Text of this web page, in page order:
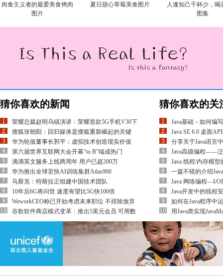
肉食主义者的最爱美食烤肉
图片
夏日甜心草莓美食图片
人逢知己千杯少，喝
图集
猜你喜欢的新闻
荣耀总裁赵明乌镇演讲：荣耀首款5G手机V30下
搜狐张朝阳：回归媒体是搜狐重新崛起的关键
华为轮值董事长郭平：虚拟技术创造现实价值
第六届世界互联网大会开幕“to B”端成热门
滴滴英文服务上线两周年 用户已超200万
华为推出全球至快AI训练集群Atlas900
马斯克：特斯拉正组建中国技术团队
10年后6G将问世 速度有望比5G快100倍
WeworkCEO称已开始考虑未来职位 不排除放弃
谷歌软件商店模式变革：推出5美元会员 可用数
猜你喜欢的关
Java基础－如何编
Java SE 6.0 桌面
分享关于Java语言
Java高级编程——
Java 线程/内存模
一篇不错的介绍
Java 网络编程---I/
Java开发中的线程
如何在Java程序中
用Java类实现